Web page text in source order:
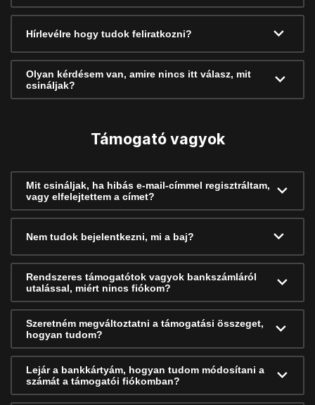
Hírlevélre hogy tudok feliratkozni?
Olyan kérdésem van, amire nincs itt válasz, mit
csináljak?
Támogató vagyok
Mit csináljak, ha hibás e-mail-címmel regisztráltam,
vagy elfelejtettem a címet?
Nem tudok bejelentkezni, mi a baj?
Rendszeres támogatótok vagyok bankszámláról
utalással, miért nincs fiókom?
Szeretném megváltoztatni a támogatási összeget,
hogyan tudom?
Lejár a bankkártyám, hogyan tudom módosítani a
számát a támogatói fiókomban?